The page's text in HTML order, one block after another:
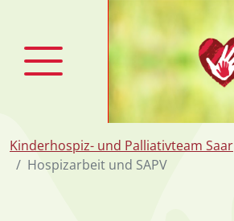
Kinderhospiz- und Palliativteam Saar
Hospizarbeit und SAPV